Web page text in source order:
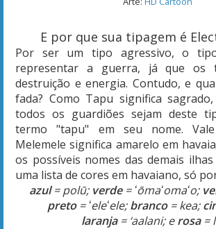
E por que sua tipagem é
Por ser um tipo agressivo, o
representar a guerra, já que os
destruição e energia. Contudo, e
fada? Como Tapu significa
todos os guardiões sejam deste
termo "tapu" em seu nome.
Melemele significa amarelo em
os possíveis nomes das demais
uma lista de cores em havaiano, só
azul= polū; verde = ʻōmaʻomaʻo;
preto = ʻeleʻele;branco = kea;
laranja = ‘aalani; erosa =